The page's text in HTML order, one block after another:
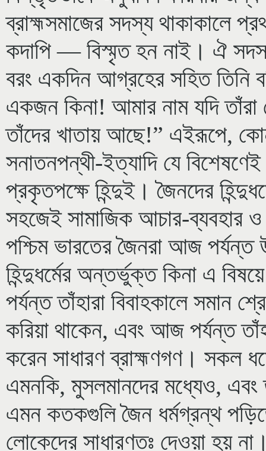
ব্রাহ্মসমাজের সদস্য থাকাকালে
কদাপি — বিস্মৃত হন নাই। ঐ
বরং একদিন আগ্রহের সহিত তিনি
একজন কিনা! আমার নাম যদি তাঁরা
তাঁদের খাতায় আছে!” এইরূপে,
সনাতনপন্থী-ইত্যাদি যে
প্রকৃতপক্ষে হিন্দুই। জৈনদের
সহজেই সামাজিক আচার-ব্যবহার ও
পশ্চিম ভারতের জৈনরা আজ পর্যন্ত
হিন্দুধর্মের অন্তর্ভুক্ত কিনা এ
পর্যন্ত তাঁহারা বিবাহকালে সমান
করিয়া থাকেন, এবং আজ পর্যন্ত
করেন সাধারণ ব্রাহ্মণগণ। সকল
এমনকি, মুসলমানদের মধ্যেও, এবং
এমন কতকগুলি জৈন ধর্মগ্রন্থ
লোকেদের সাধারণতঃ দেওয়া হয়